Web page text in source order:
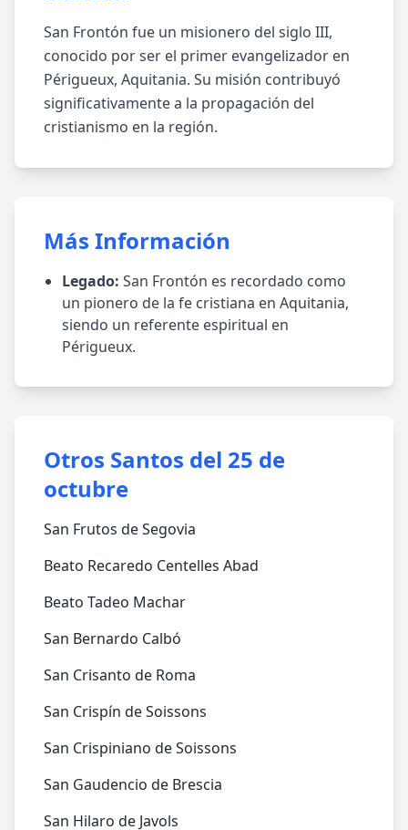
San Frontón fue un misionero del siglo III,
conocido por ser el primer evangelizador en
Périgueux, Aquitania. Su misión contribuyó
significativamente a la propagación del
cristianismo en la región.
Más Información
Legado: San Frontón es recordado como
un pionero de la fe cristiana en Aquitania,
siendo un referente espiritual en
Périgueux.
Otros Santos del 25 de
octubre
San Frutos de Segovia
Beato Recaredo Centelles Abad
Beato Tadeo Machar
San Bernardo Calbó
San Crisanto de Roma
San Crispín de Soissons
San Crispiniano de Soissons
San Gaudencio de Brescia
San Hilaro de Javols